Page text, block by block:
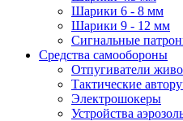
Шарики 6 - 8 мм
Шарики 9 - 12 мм
Сигнальные
Средства самообороны
Отпугиватели
Тактические
Электрошокеры
Устройства